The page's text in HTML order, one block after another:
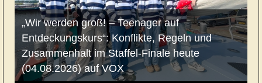
„Wir werden groß! – Teenager auf
Entdeckungskurs“: Konflikte, Regeln und
Zusammenhalt im Staffel-Finale heute
(04.08.2026) auf VOX